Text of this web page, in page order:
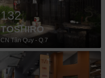
132
TOSHIRO
CN Tân Quy - Q.7